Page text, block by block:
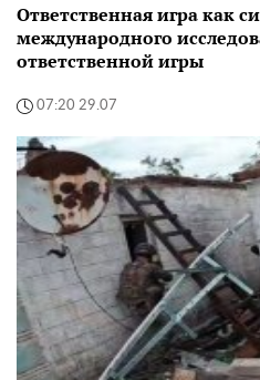
Ответственная игра как
международного
ответственной игры
07:20 29.07